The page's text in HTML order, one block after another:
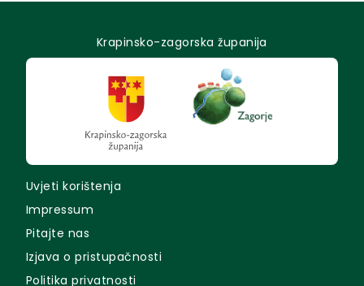
Krapinsko-zagorska županija
Uvjeti korištenja
Impressum
Pitajte nas
Izjava o pristupačnosti
Politika privatnosti